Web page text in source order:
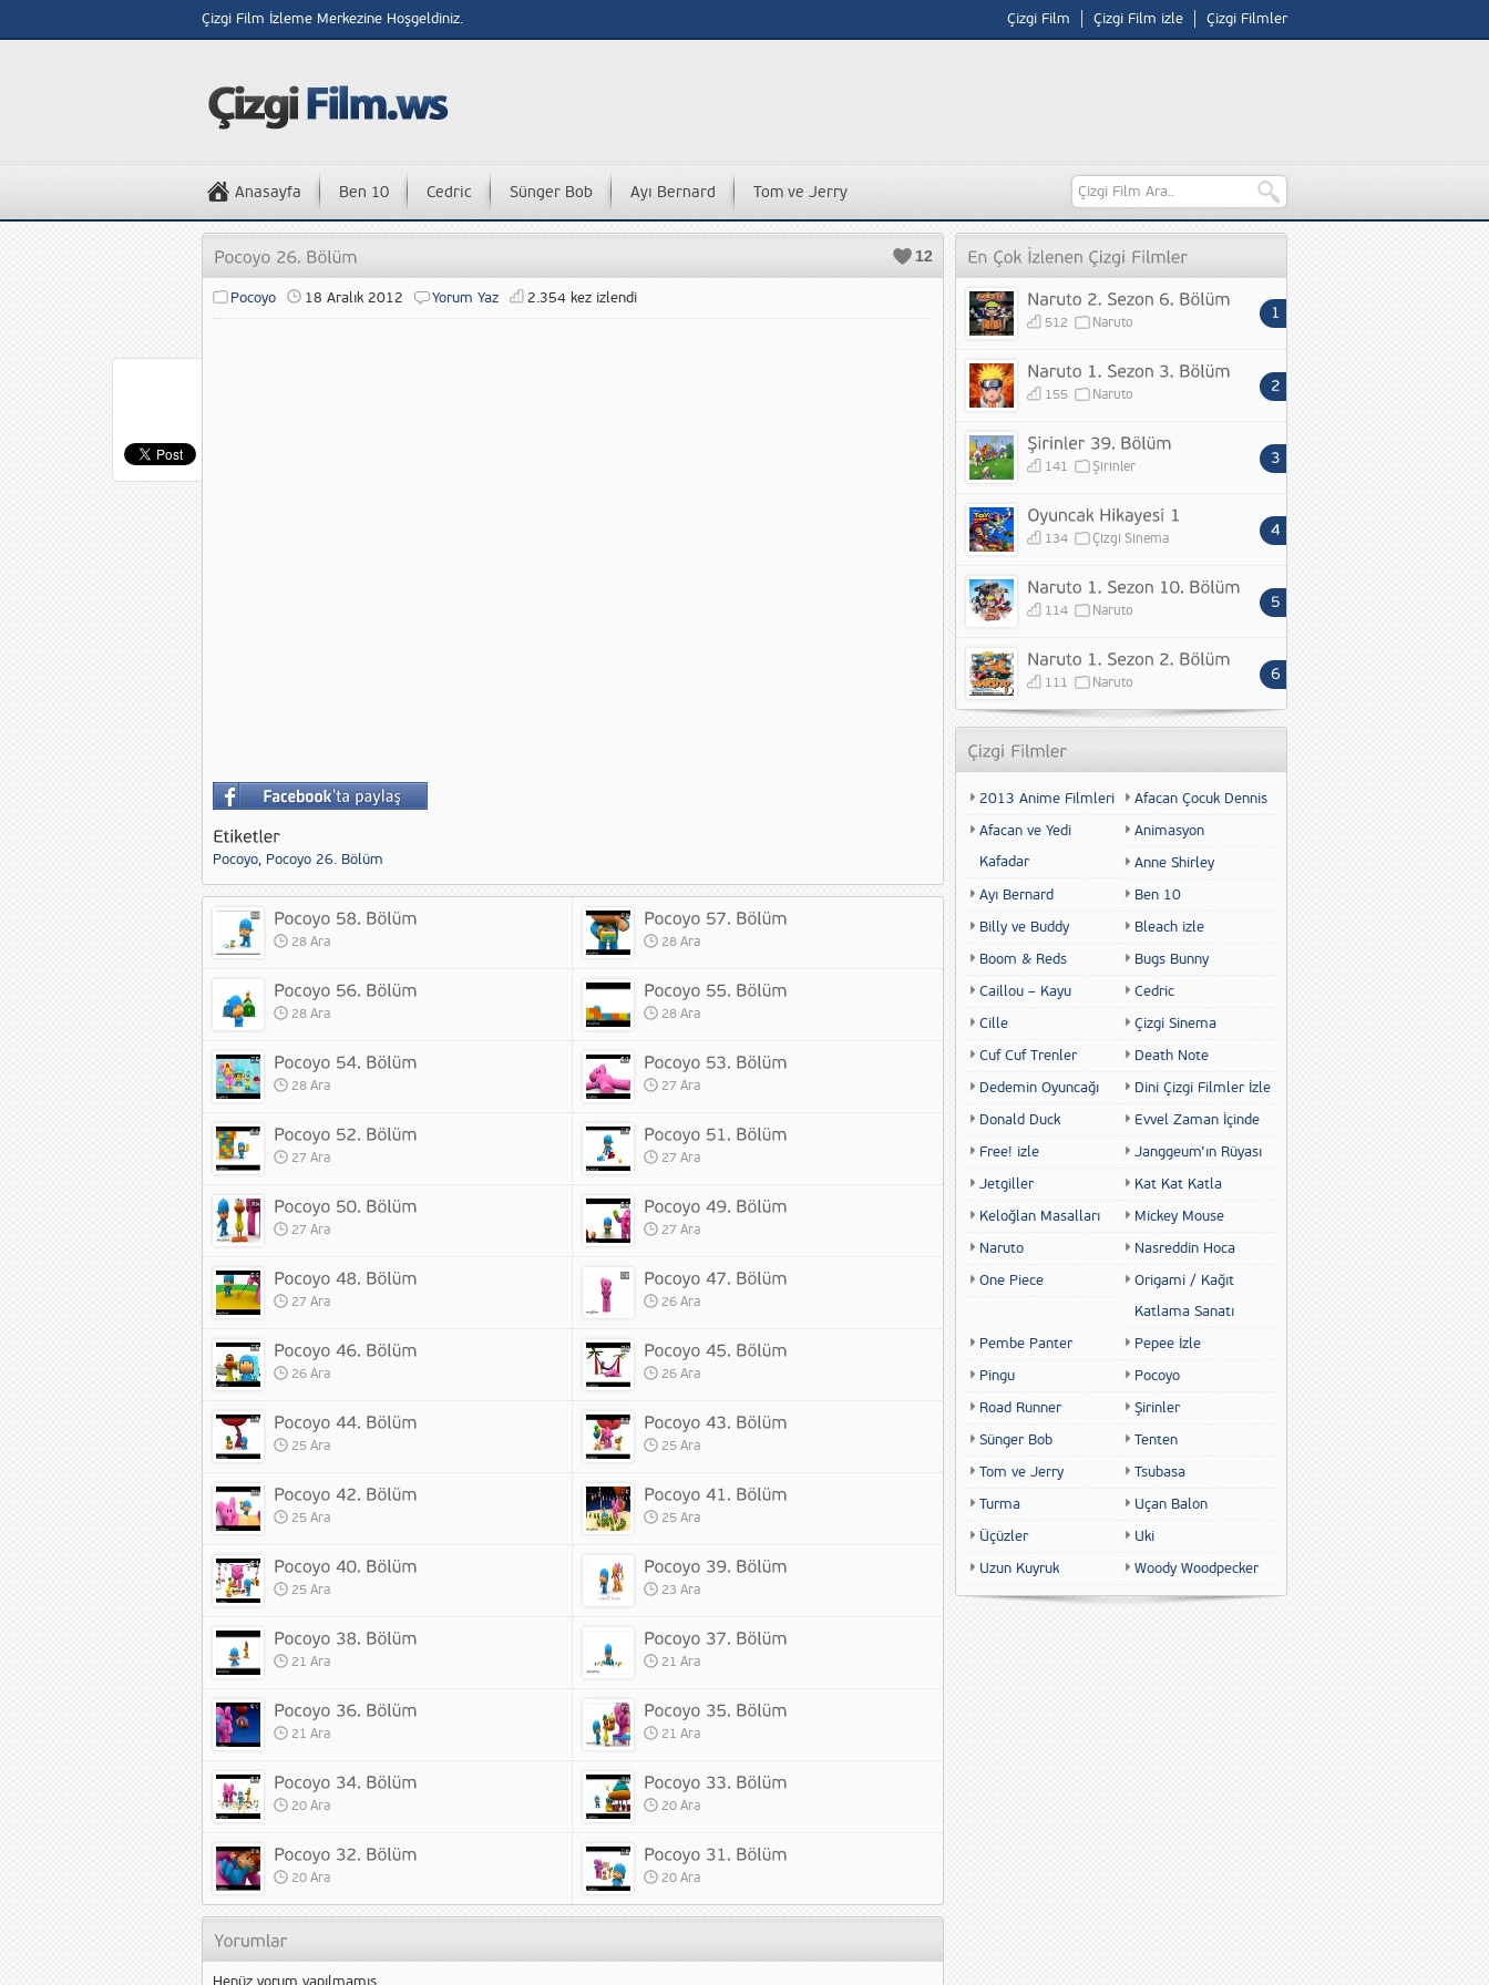
Çizgi Film İzleme Merkezine Hoşgeldiniz. Çizgi Film Çizgi Film izle Çizgi Filmler
Anasayfa Ben 10 Cedric Sünger Bob Ayı Bernard Tom ve Jerry
12
Pocoyo 18 Aralık 2012 Yorum Yaz 2.354 kez izlendi
Pocoyo, Pocoyo 26. Bölüm
28 Ara 28 Ara
28 Ara 28 Ara
28 Ara 27 Ara
27 Ara 27 Ara
27 Ara 27 Ara
27 Ara 26 Ara
26 Ara 26 Ara
25 Ara 25 Ara
25 Ara 25 Ara
25 Ara 23 Ara
21 Ara 21 Ara
21 Ara 21 Ara
20 Ara 20 Ara
20 Ara 20 Ara
512 Naruto
155 Naruto
141 Şirinler
134 Çizgi Sinema
114 Naruto
111 Naruto
2013 Anime Filmleri
Afacan Çocuk Dennis
Afacan ve Yedi
Kafadar
Animasyon
Anne Shirley
Ayı Bernard
Ben 10
Billy ve Buddy
Bleach izle
Boom & Reds
Bugs Bunny
Caillou – Kayu
Cedric
Cille
Çizgi Sinema
Cuf Cuf Trenler
Death Note
Dedemin Oyuncağı
Dini Çizgi Filmler İzle
Donald Duck
Evvel Zaman İçinde
Free! izle
Janggeum’ın Rüyası
Jetgiller
Kat Kat Katla
Keloğlan Masalları
Mickey Mouse
Naruto
Nasreddin Hoca
One Piece
Origami / Kağıt
Katlama Sanatı
Pembe Panter
Pepee İzle
Pingu
Pocoyo
Road Runner
Şirinler
Sünger Bob
Tenten
Tom ve Jerry
Tsubasa
Turma
Uçan Balon
Üçüzler
Uki
Uzun Kuyruk
Woody Woodpecker